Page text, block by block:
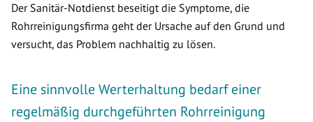
Der Sanitär-Notdienst beseitigt die Symptome, die
Rohrreinigungsfirma geht der Ursache auf den Grund und
versucht, das Problem nachhaltig zu lösen.
Eine sinnvolle Werterhaltung bedarf einer
regelmäßig durchgeführten Rohrreinigung